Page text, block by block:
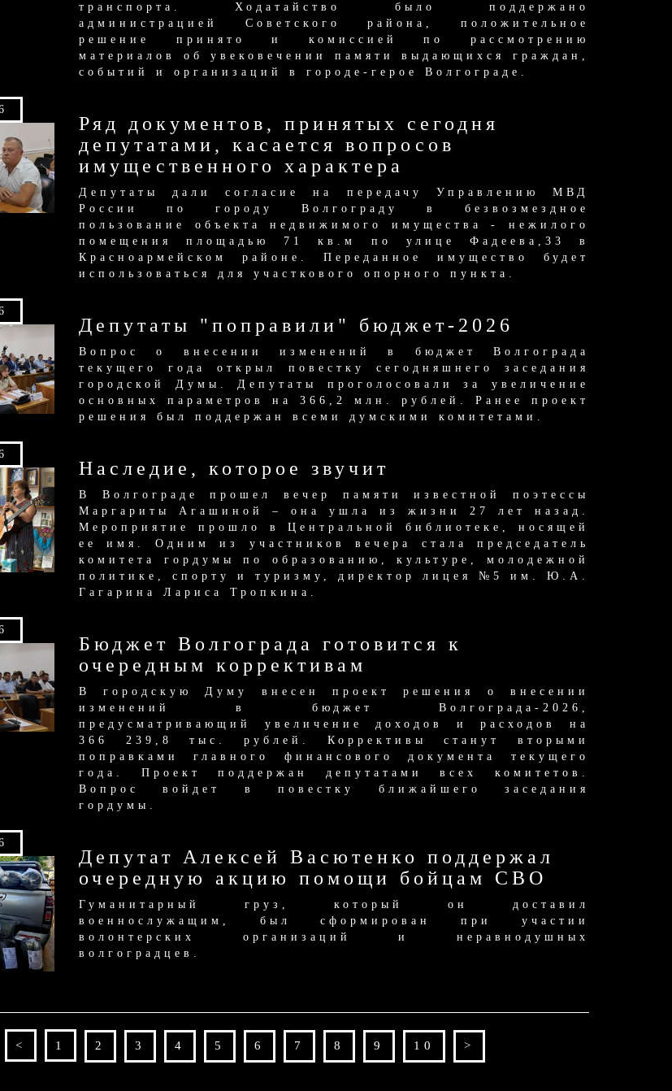
транспорта. Ходатайство было поддержано
администрацией Советского района, положительное
решение принято и комиссией по рассмотрению
материалов об увековечении памяти выдающихся граждан,
событий и организаций в городе-герое Волгограде.
Ряд документов, принятых сегодня
депутатами, касается вопросов
имущественного характера
Депутаты дали согласие на передачу Управлению МВД
России по городу Волгограду в безвозмездное
пользование объекта недвижимого имущества - нежилого
помещения площадью 71 кв.м по улице Фадеева,33 в
Красноармейском районе. Переданное имущество будет
использоваться для участкового опорного пункта.
Депутаты "поправили" бюджет-2026
Вопрос о внесении изменений в бюджет Волгограда
текущего года открыл повестку сегодняшнего заседания
городской Думы. Депутаты проголосовали за увеличение
основных параметров на 366,2 млн. рублей. Ранее проект
решения был поддержан всеми думскими комитетами.
Наследие, которое звучит
В Волгограде прошел вечер памяти известной поэтессы
Маргариты Агашиной – она ушла из жизни 27 лет назад.
Мероприятие прошло в Центральной библиотеке, носящей
ее имя. Одним из участников вечера стала председатель
комитета гордумы по образованию, культуре, молодежной
политике, спорту и туризму, директор лицея №5 им. Ю.А.
Гагарина Лариса Тропкина.
Бюджет Волгограда готовится к
очередным коррективам
В городскую Думу внесен проект решения о внесении
изменений в бюджет Волгограда-2026,
предусматривающий увеличение доходов и расходов на
366 239,8 тыс. рублей. Коррективы станут вторыми
поправками главного финансового документа текущего
года. Проект поддержан депутатами всех комитетов.
Вопрос войдет в повестку ближайшего заседания
гордумы.
Депутат Алексей Васютенко поддержал
очередную акцию помощи бойцам СВО
Гуманитарный груз, который он доставил
военнослужащим, был сформирован при участии
волонтерских организаций и неравнодушных
волгоградцев.
< 1 2 3 4 5 6 7 8 9 10 >